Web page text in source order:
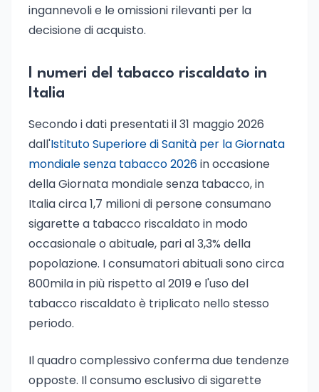
ingannevoli e le omissioni rilevanti per la
decisione di acquisto.
I numeri del tabacco riscaldato in
Italia
Secondo i dati presentati il 31 maggio 2026
dall'Istituto Superiore di Sanità per la Giornata
mondiale senza tabacco 2026in occasione
della Giornata mondiale senza tabacco, in
Italia circa 1,7 milioni di persone consumano
sigarette a tabacco riscaldato in modo
occasionale o abituale, pari al 3,3% della
popolazione. I consumatori abituali sono circa
800mila in più rispetto al 2019 e l'uso del
tabacco riscaldato è triplicato nello stesso
periodo.
Il quadro complessivo conferma due tendenze
opposte. Il consumo esclusivo di sigarette